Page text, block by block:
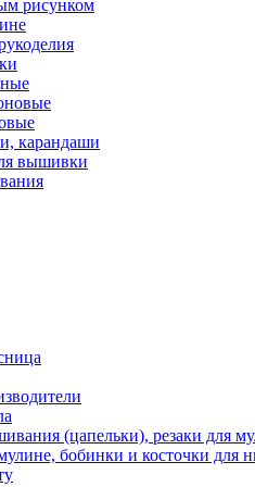
рисунком
карандаши
вышивки
(цапельки), резаки для
бобинки и косточки для